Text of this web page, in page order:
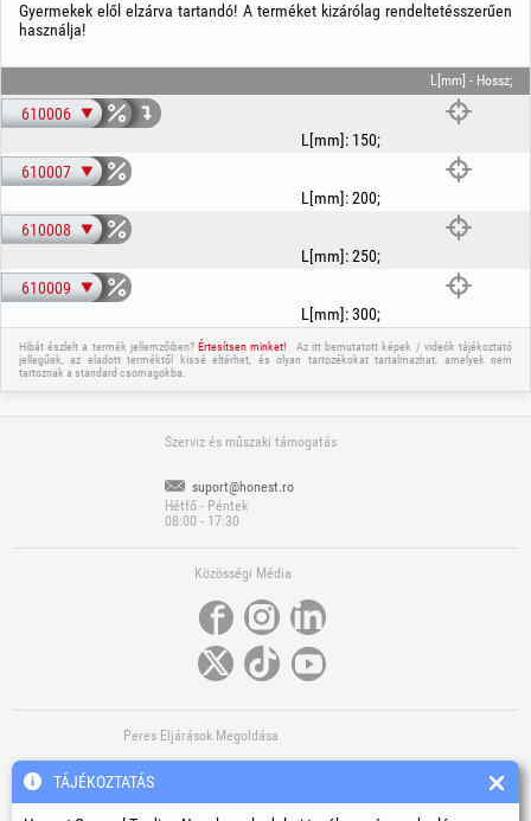
Gyermekek elől elzárva tartandó! A terméket kizárólag rendeltetésszerűen
használja!
L[mm] - Hossz;
610006
L[mm]: 150;
610007
L[mm]:200;
610008
L[mm]:250;
610009
L[mm]:300;
Hibát észlelt a termék jellemzőiben?Értesítsen minket!
Az itt bemutatott képek / videók tájékoztató
jellegűek, az eladott terméktől kissé eltérhet, és olyan tartozékokat tartalmazhat, amelyek nem
tartoznak a standard csomagokba.
Szerviz és műszaki támogatás
suport@honest.ro
Hétfő - Péntek
08:00 - 17:30
Közösségi Média
Peres Eljárások Megoldása
TÁJÉKOZTATÁS